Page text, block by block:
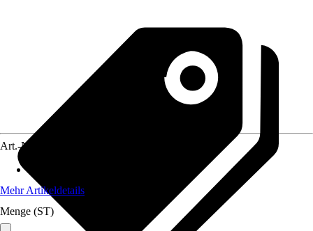
Art.-Nr.
Mehr Artikeldetails
Menge (ST)